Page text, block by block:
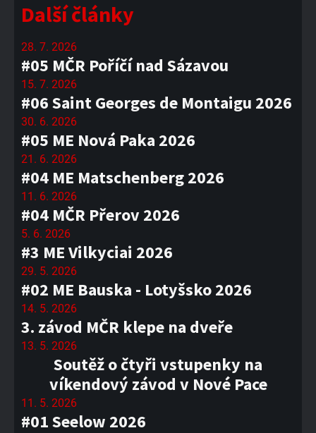
Další články
28. 7. 2026
#05 MČR Poříčí nad Sázavou
15. 7. 2026
#06 Saint Georges de Montaigu 2026
30. 6. 2026
#05 ME Nová Paka 2026
21. 6. 2026
#04 ME Matschenberg 2026
11. 6. 2026
#04 MČR Přerov 2026
5. 6. 2026
#3 ME Vilkyciai 2026
29. 5. 2026
#02 ME Bauska - Lotyšsko 2026
14. 5. 2026
3. závod MČR klepe na dveře
13. 5. 2026
Soutěž o čtyři vstupenky na
víkendový závod v Nové Pace
11. 5. 2026
#01 Seelow 2026